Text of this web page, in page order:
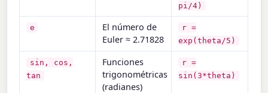
pi/4)
e
El número de
Euler ≈ 2.71828
r =
exp(theta/5)
sin, cos,
tan
Funciones
trigonométricas
(radianes)
r =
sin(3*theta)